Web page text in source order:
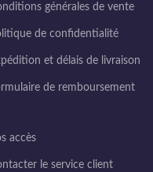
générales de vente
de confidentialité
et délais de livraison
de remboursement
accès
le service client